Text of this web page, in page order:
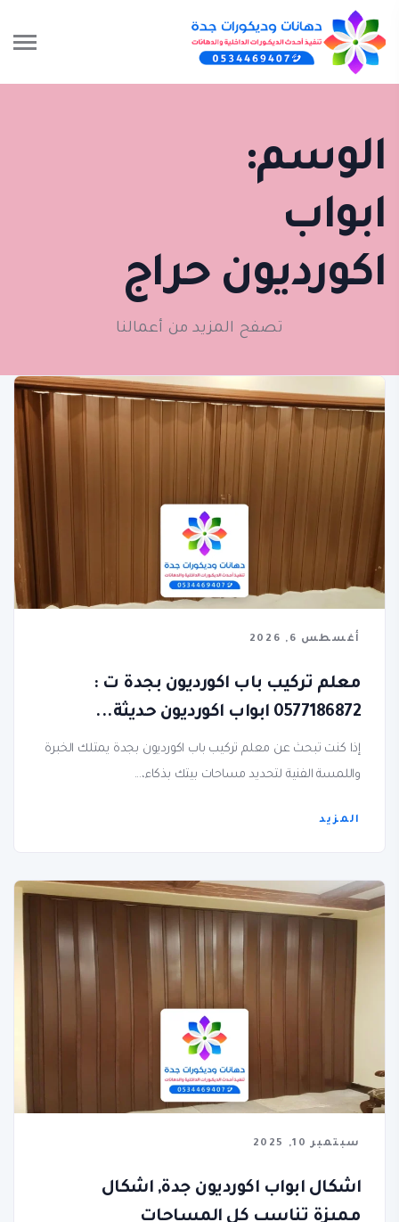
الوسم:
ابواب
اكورديون حراج
تصفح المزيد من أعمالنا
أغسطس 6, 2026
معلم تركيب باب اكورديون بجدة ت :
0577186872 ابواب اكورديون حديثة...
إذا كنت تبحث عن معلم تركيب باب اكورديون بجدة يمتلك الخبرة
واللمسة الفنية لتحديد مساحات بيتك بذكاء،...
المزيد
سبتمبر 10, 2025
اشكال ابواب اكورديون جدة, اشكال
مميزة تناسب كل المساحات